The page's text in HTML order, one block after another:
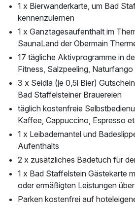
1 x Bierwanderkarte, um Bad
kennenzulernen
1 x Ganztagesaufenthalt im
SaunaLand der Obermain
17 tägliche Aktivprogramme in
Fitness, Salzpeeling,
3 x Seidla (je 0,5l Bier)
Bad Staffelsteiner Brauereien
täglich kostenfreie
Kaffee, Cappuccino, Espresso
1 x Leibademantel und
Aufenthalts
2 x zusätzliches Badetuch für
1 x Bad Staffelstein Gästekarte
oder ermäßigten Leistungen
Parken kostenfrei auf